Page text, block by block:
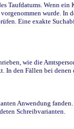
Wenn
wurde.
Eine exakte
wie die
den Fällen bei
Anwendung
Schreibvarianten.